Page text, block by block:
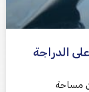
الدراجة
مساحة